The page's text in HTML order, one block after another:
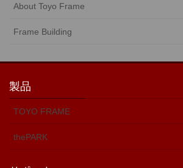
About Toyo Frame
Frame Building
製品
TOYO FRAME
thePARK